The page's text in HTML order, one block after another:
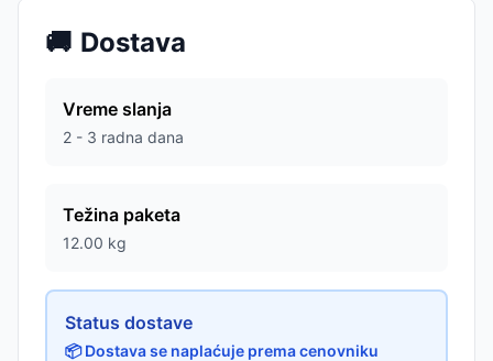
🚚 Dostava
Vreme slanja
2 - 3 radna dana
Težina paketa
12.00 kg
Status dostave
📦 Dostava se naplaćuje prema cenovniku